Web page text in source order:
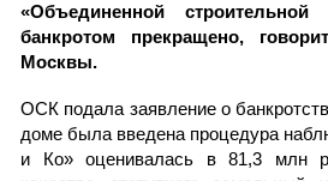
«Объединенной
банкротом прекращено,
Москвы.
ОСК подала заявление о
доме была введена процедура
и Ко» оценивалась в 81,3 млн